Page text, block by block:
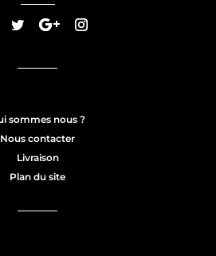
sommes nous ?
Nous contacter
Livraison
Plan du site